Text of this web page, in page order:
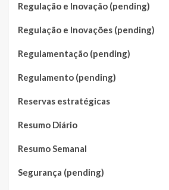
Regulação e Inovação (pending)
Regulação e Inovações (pending)
Regulamentação (pending)
Regulamento (pending)
Reservas estratégicas
Resumo Diário
Resumo Semanal
Segurança (pending)